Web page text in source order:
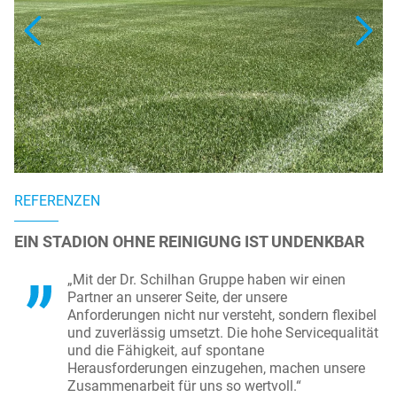
REFERENZEN
EIN STADION OHNE REINIGUNG IST UNDENKBAR
„Mit der Dr. Schilhan Gruppe haben wir einen
Partner an unserer Seite, der unsere
Anforderungen nicht nur versteht, sondern flexibel
und zuverlässig umsetzt. Die hohe Servicequalität
und die Fähigkeit, auf spontane
Herausforderungen einzugehen, machen unsere
Zusammenarbeit für uns so wertvoll.“
Erhalt des
zu.
kann jederzeit
Datenschutzerklärung)